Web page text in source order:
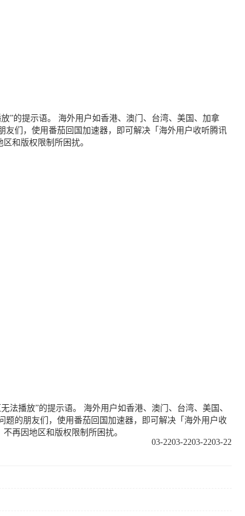
”的提示语。 海外用户如香港、澳门、台湾、美国、加拿
们，使用番茄回国加速器，即可解决「海外用户收听腾讯
和版权限制所困扰。
播放”的提示语。 海外用户如香港、澳门、台湾、美国、
的朋友们，使用番茄回国加速器，即可解决「海外用户收
再因地区和版权限制所困扰。
03-22
03-22
03-22
03-22